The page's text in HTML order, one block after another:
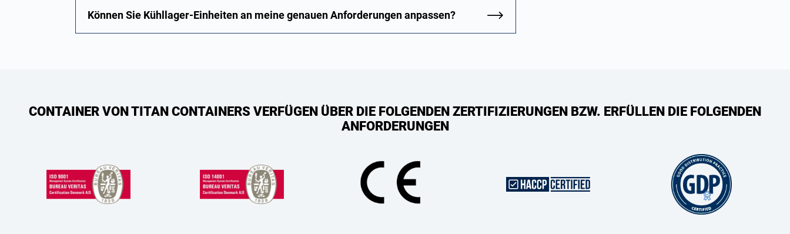
Können Sie Kühllager-Einheiten an meine genauen Anforderungen anpassen?
CONTAINER VON TITAN CONTAINERS VERFÜGEN ÜBER DIE FOLGENDEN ZERTIFIZIERUNGEN BZW. ERFÜLLEN DIE FOLGENDEN
ANFORDERUNGEN